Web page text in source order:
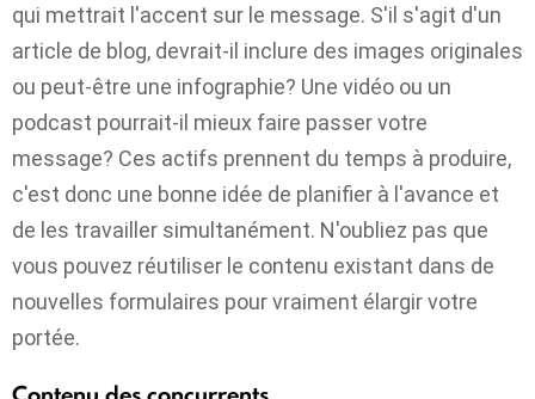
qui mettrait l'accent sur le message. S'il s'agit d'un
article de blog, devrait-il inclure des images originales
ou peut-être une infographie? Une vidéo ou un
podcast pourrait-il mieux faire passer votre
message? Ces actifs prennent du temps à produire,
c'est donc une bonne idée de planifier à l'avance et
de les travailler simultanément. N'oubliez pas que
vous pouvez réutiliser le contenu existant dans de
nouvelles formulaires pour vraiment élargir votre
portée.